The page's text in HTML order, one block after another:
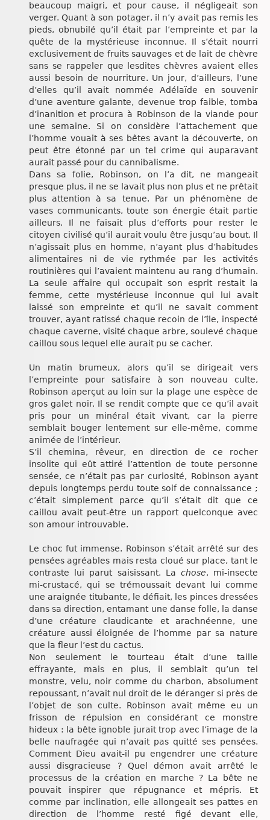
beaucoup maigri, et pour cause, il négligeait son
verger. Quant à son potager, il n’y avait pas remis les
pieds, obnubilé qu’il était par l’empreinte et par la
quête de la mystérieuse inconnue. Il s’était nourri
exclusivement de fruits sauvages et de lait de chèvre
sans se rappeler que lesdites chèvres avaient elles
aussi besoin de nourriture. Un jour, d’ailleurs, l’une
d’elles qu’il avait nommée Adélaïde en souvenir
d’une aventure galante, devenue trop faible, tomba
d’inanition et procura à Robinson de la viande pour
une semaine. Si on considère l’attachement que
l’homme vouait à ses bêtes avant la découverte, on
peut être étonné par un tel crime qui auparavant
aurait passé pour du cannibalisme.
Dans sa folie, Robinson, on l’a dit, ne mangeait
presque plus, il ne se lavait plus non plus et ne prêtait
plus attention à sa tenue. Par un phénomène de
vases communicants, toute son énergie était partie
ailleurs. Il ne faisait plus d’efforts pour rester le
citoyen civilisé qu’il aurait voulu être jusqu’au bout. Il
n’agissait plus en homme, n’ayant plus d’habitudes
alimentaires ni de vie rythmée par les activités
routinières qui l’avaient maintenu au rang d’humain.
La seule affaire qui occupait son esprit restait la
femme, cette mystérieuse inconnue qui lui avait
laissé son empreinte et qu’il ne savait comment
trouver, ayant ratissé chaque recoin de l’île, inspecté
chaque caverne, visité chaque arbre, soulevé chaque
caillou sous lequel elle aurait pu se cacher.
Un matin brumeux, alors qu’il se dirigeait vers
l’empreinte pour satisfaire à son nouveau culte,
Robinson aperçut au loin sur la plage une espèce de
gros galet noir. Il se rendit compte que ce qu’il avait
pris pour un minéral était vivant, car la pierre
semblait bouger lentement sur elle-même, comme
animée de l’intérieur.
S’il chemina, rêveur, en direction de ce rocher
insolite qui eût attiré l’attention de toute personne
sensée, ce n’était pas par curiosité, Robinson ayant
depuis longtemps perdu toute soif de connaissance ;
c’était simplement parce qu’il s’était dit que ce
caillou avait peut-être un rapport quelconque avec
son amour introuvable.
Le choc fut immense. Robinson s’était arrêté sur des
pensées agréables mais resta cloué sur place, tant le
contraste lui parut saisissant. La chose, mi-insecte
mi-crustacé, qui se trémoussait devant lui comme
une araignée titubante, le défiait, les pinces dressées
dans sa direction, entamant une danse folle, la danse
d’une créature claudicante et arachnéenne, une
créature aussi éloignée de l’homme par sa nature
que la fleur l’est du cactus.
Non seulement le tourteau était d’une taille
effrayante, mais en plus, il semblait qu’un tel
monstre, velu, noir comme du charbon, absolument
repoussant, n’avait nul droit de le déranger si près de
l’objet de son culte. Robinson avait même eu un
frisson de répulsion en considérant ce monstre
hideux : la bête ignoble jurait trop avec l’image de la
belle naufragée qui n’avait pas quitté ses pensées.
Comment Dieu avait-il pu engendrer une créature
aussi disgracieuse ? Quel démon avait arrêté le
processus de la création en marche ? La bête ne
pouvait inspirer que répugnance et mépris. Et
comme par inclination, elle allongeait ses pattes en
direction de l’homme resté figé devant elle,